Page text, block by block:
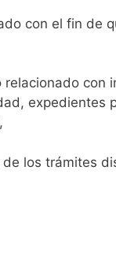
con el fin de
expedientes
los trámites